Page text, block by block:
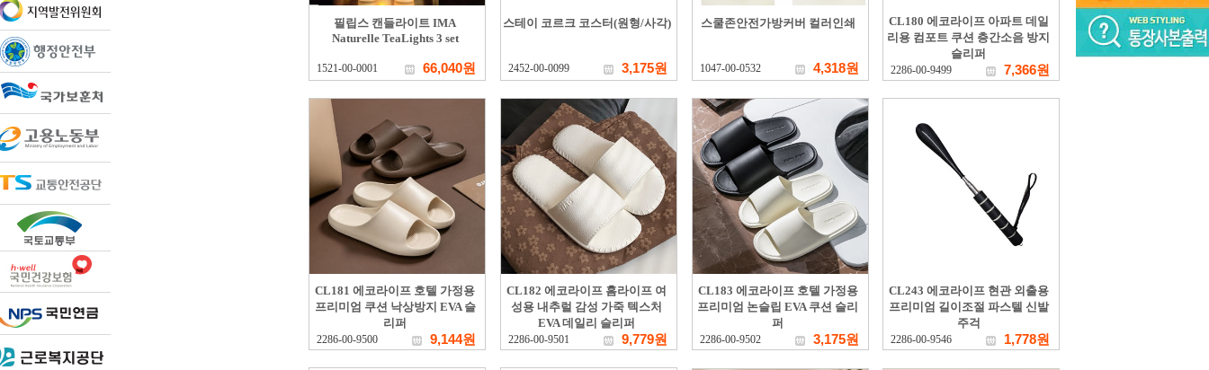
필립스 캔들라이트 IMA
Naturelle TeaLights 3 set
1521-00-0001 66,040원
스테이 코르크 코스터(원형/사각)
2452-00-0099 3,175원
스쿨존안전가방커버 컬러인쇄
1047-00-0532 4,318원
CL180 에코라이프 아파트 데일
리용 컴포트 쿠션 층간소음 방지
슬리퍼
2286-00-9499 7,366원
CL181 에코라이프 호텔 가정용
프리미엄 쿠션 낙상방지 EVA 슬
리퍼
2286-00-9500 9,144원
CL182 에코라이프 홈라이프 여
성용 내추럴 감성 가죽 텍스처
EVA 데일리 슬리퍼
2286-00-9501 9,779원
CL183 에코라이프 호텔 가정용
프리미엄 논슬립 EVA 쿠션 슬리
퍼
2286-00-9502 3,175원
CL243 에코라이프 현관 외출용
프리미엄 길이조절 파스텔 신발
주걱
2286-00-9546 1,778원